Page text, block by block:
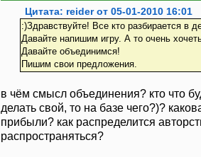
Цитата: reider от 05-01-2010 16:01
:)Здравствуйте! Все кто разбирается в
Давайте напишим игру. А то очень
Давайте объединимся!
Пишим свои предложения.
в чём смысл объединения? кто что
делать свой, то на базе чего?)?
прибыли? как распределится
распространяться?